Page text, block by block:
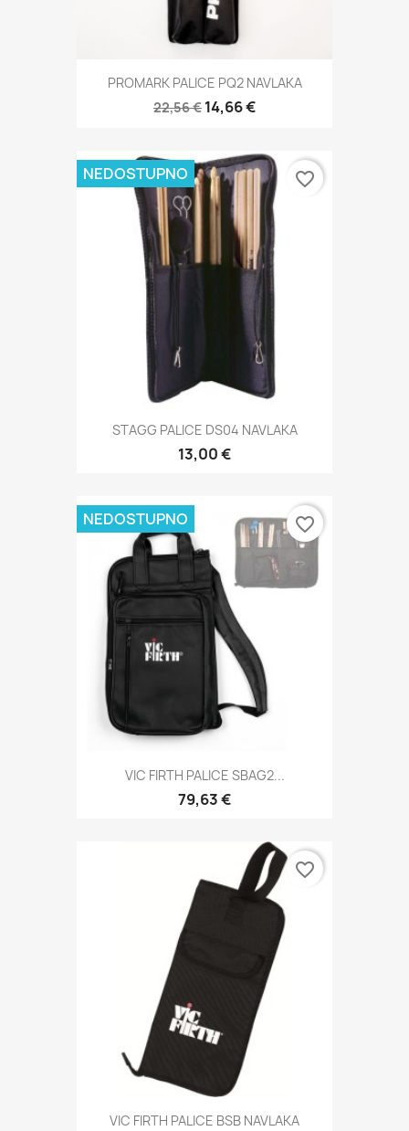
PROMARK PALICE PQ2 NAVLAKA
22,56 € 14,66 €
STAGG PALICE DS04 NAVLAKA
13,00 €
NEDOSTUPNO favorite_border
VIC FIRTH PALICE SBAG2...
79,63 €
NEDOSTUPNO favorite_border
VIC FIRTH PALICE BSB NAVLAKA
favorite_border